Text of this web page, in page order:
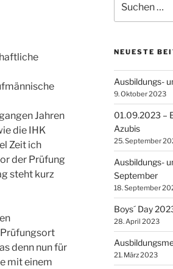
Jahren
die IHK
Zeit ich
der Prüfung
steht kurz
denn nun für
mit einem
nach:
NEUESTE
Ausbildungs-
9. Oktober 2023
01.09.2023 –
Azubis
25. September
Ausbildungs-
September
18. September
Boys´ Day
28. April 2023
21. März 2023